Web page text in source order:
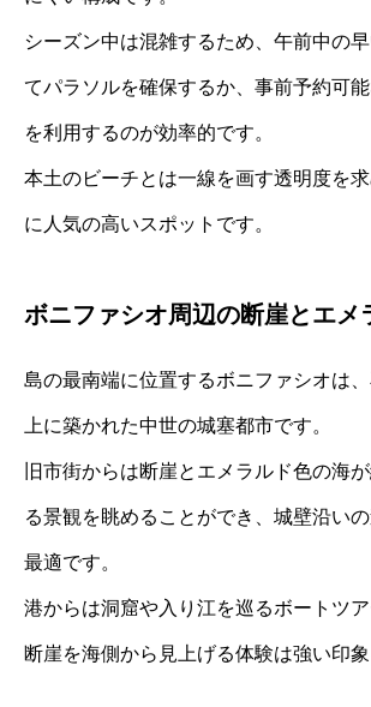
シーズン中は混雑するため、午前中の
てパラソルを確保するか、事前予約可
を利用するのが効率的です。
本土のビーチとは一線を画す透明度を
に人気の高いスポットです。
ボニファシオ周辺の断崖とエメ
島の最南端に位置するボニファシオは
上に築かれた中世の城塞都市です。
旧市街からは断崖とエメラルド色の海
る景観を眺めることができ、城壁沿い
最適です。
港からは洞窟や入り江を巡るボートツア
断崖を海側から見上げる体験は強い印象